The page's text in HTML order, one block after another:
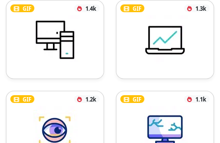
GIF 1.4k GIF 1.3k
GIF 1.2k GIF 1.1k